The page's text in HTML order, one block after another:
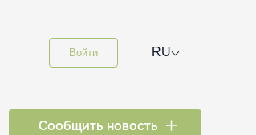
Войти RU⌵
Сообщить новость